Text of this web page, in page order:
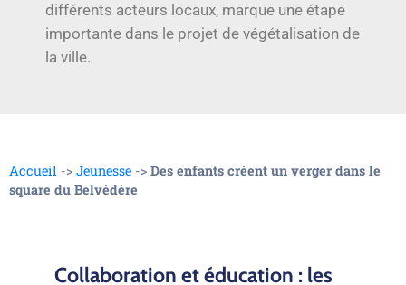
différents acteurs locaux, marque une étape
importante dans le projet de végétalisation de
la ville.
Accueil -> Jeunesse -> Des enfants créent un verger dans le
square du Belvédère
Collaboration et éducation : les